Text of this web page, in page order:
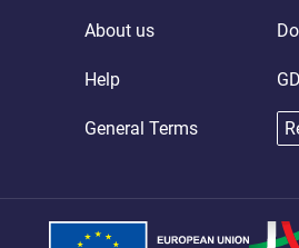
About us
Help
General Terms